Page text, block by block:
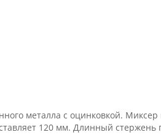
металла с оцинковкой.
120 мм. Длинный стержень